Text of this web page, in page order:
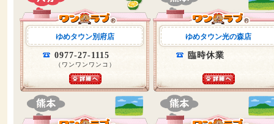
ゆめタウン別府店
0977-27-1115
（ワンワンワンコ）
ゆめタウン光の森店
臨時休業